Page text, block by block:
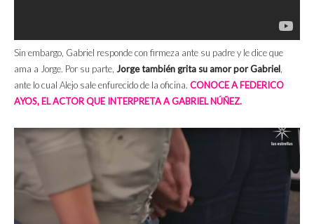
Sin embargo, Gabriel responde con firmeza ante su padre y le dice que
ama a Jorge. Por su parte, Jorge también grita su amor por Gabriel
ante lo cual Alejo sale enfurecido de la oficina. CONOCE A FEDERICO
AYOS, EL ACTOR QUE INTERPRETA A GABRIEL NÚÑEZ.